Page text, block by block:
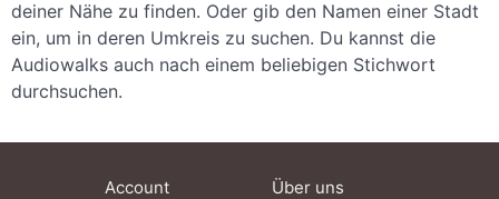
deiner Nähe zu finden. Oder gib den Namen einer Stadt
ein, um in deren Umkreis zu suchen. Du kannst die
Audiowalks auch nach einem beliebigen Stichwort
durchsuchen.
Account Über uns